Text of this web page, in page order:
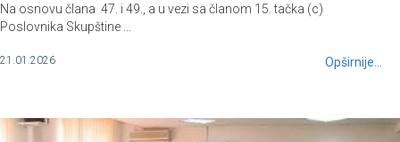
Na osnovu člana 47. i 49., a u vezi sa članom 15. tačka (c)
Poslovnika Skupštine ...
21.01.2026 Opširnije...